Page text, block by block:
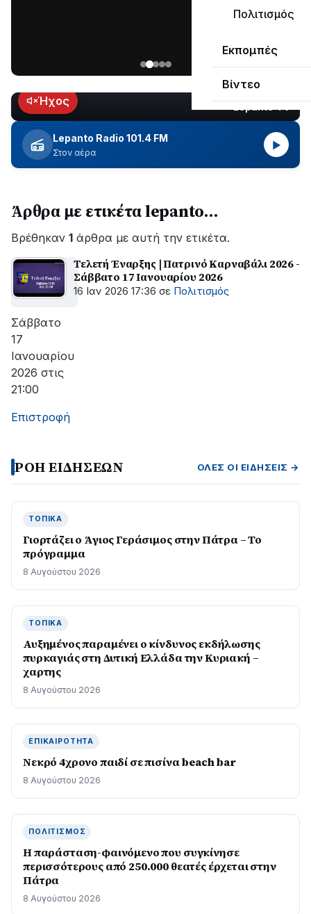
Πολιτισμός
Εκπομπές
Βίντεο
Κωτσανά
για
τα
μεγάλα
έργα
LIVEΉχος
Lepanto Radio 101.4 FM
Στον αέρα
▶
Άρθρα με ετικέτα lepanto…
Βρέθηκαν 1 άρθρα με αυτή την ετικέτα.
Τελετή Έναρξης | Πατρινό Καρναβάλι 2026 -
Σάββατο 17 Ιανουαρίου 2026
16 Ιαν 2026 17:36 σε Πολιτισμός
Σάββατο
17
Ιανουαρίου
2026 στις
21:00
Επιστροφή
ΡΟΗ ΕΙΔΗΣΕΩΝ ΌΛΕΣ ΟΙ ΕΙΔΉΣΕΙΣ →
ΤΟΠΙΚΆ
Γιορτάζει ο Άγιος Γεράσιμος στην Πάτρα – Το
πρόγραμμα
8 Αυγούστου 2026
ΤΟΠΙΚΆ
Αυξημένος παραμένει ο κίνδυνος εκδήλωσης
πυρκαγιάς στη Δυτική Ελλάδα την Κυριακή –
χαρτης
8 Αυγούστου 2026
ΕΠΙΚΑΙΡΌΤΗΤΑ
Νεκρό 4χρονο παιδί σε πισίνα beach bar
8 Αυγούστου 2026
ΠΟΛΙΤΙΣΜΌΣ
Η παράσταση-φαινόμενο που συγκίνησε
περισσότερους από 250.000 θεατές έρχεται στην
Πάτρα
8 Αυγούστου 2026